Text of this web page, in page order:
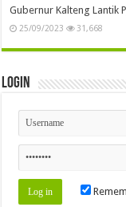
Gubernur Kalteng Lantik
25/09/2023 31,668
Login